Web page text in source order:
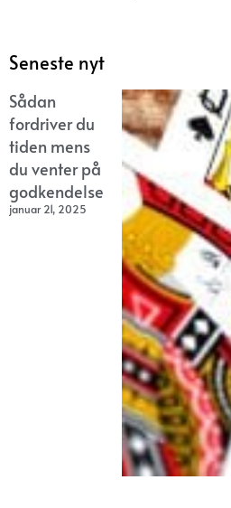
Seneste nyt
Sådan
fordriver du
tiden mens
du venter på
godkendelse
januar 21, 2025